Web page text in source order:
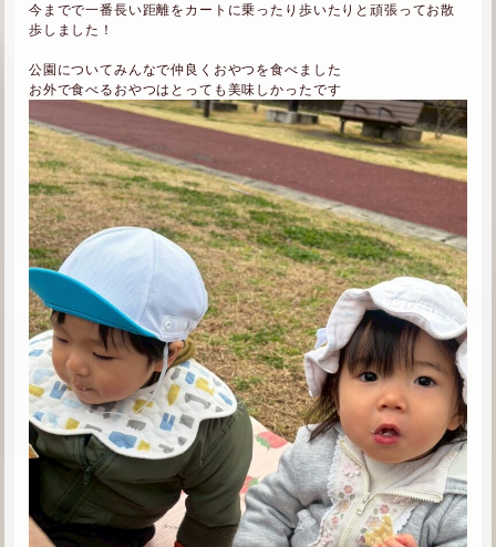
今までで一番長い距離をカートに乗ったり歩いたりと頑張ってお散
歩しました！
公園についてみんなで仲良くおやつを食べました
お外で食べるおやつはとっても美味しかったです